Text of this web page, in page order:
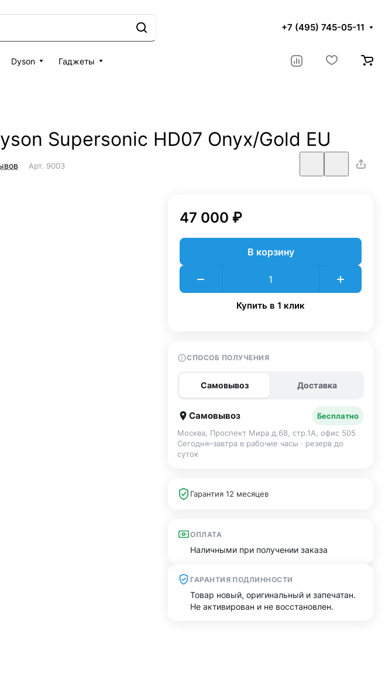
+7 (495) 745-05-11
Dyson Гаджеты
Supersonic HD07 Onyx/Gold EU
Арт. 9003
47 000 ₽
В корзину
Купить в 1 клик
СПОСОБ ПОЛУЧЕНИЯ
Самовывоз Доставка
Самовывоз
Бесплатно
Москва, Проспект Мира д.68, стр.1А, офис 505
Сегодня–завтра в рабочие часы · резерв до
суток
Гарантия 12 месяцев
ОПЛАТА
Наличными при получении заказа
ГАРАНТИЯ ПОДЛИННОСТИ
Товар новый, оригинальный и запечатан.
Не активирован и не восстановлен.